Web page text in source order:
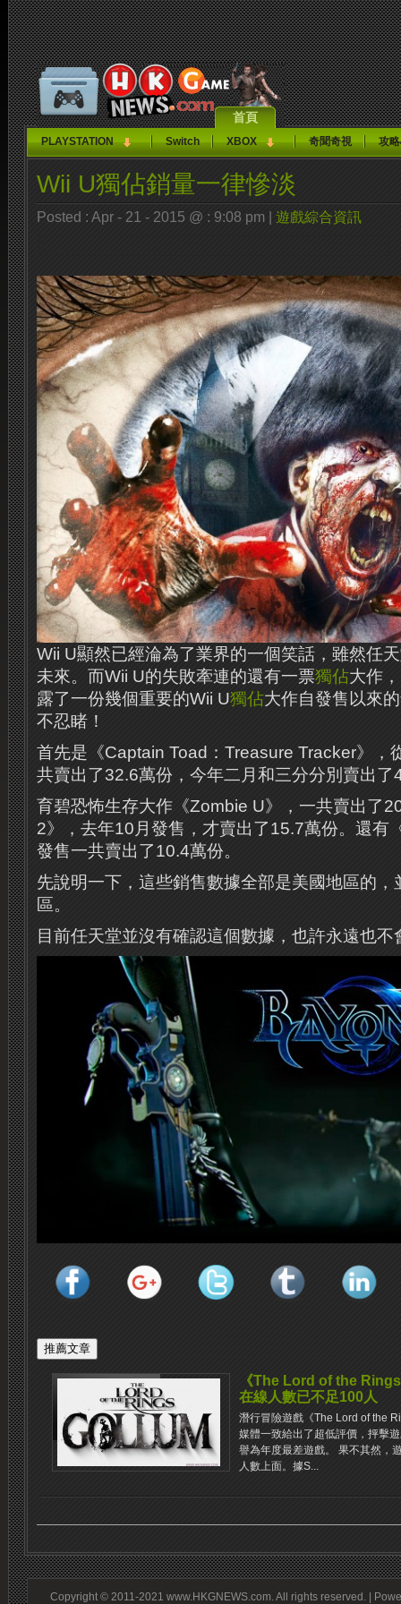
首頁
PLAYSTATION Switch XBOX 奇聞奇視 攻
Wii U獨佔銷量一律慘淡
Posted : Apr - 21 - 2015 @ : 9:08 pm | 遊戲綜合資訊
Wii U顯然已經淪為了業界的一個笑話，雖然任
未來。而Wii U的失敗牽連的還有一票獨佔大作
露了一份幾個重要的Wii U獨佔大作自發售以來
不忍睹！
首先是《Captain Toad：Treasure Tracker》，
共賣出了32.6萬份，今年二月和三分分別賣出了
育碧恐怖生存大作《Zombie U》，一共賣出了
2》，去年10月發售，才賣出了15.7萬份。還有
發售一共賣出了10.4萬份。
先說明一下，這些銷售數據全部是美國地區的，
區。
目前任天堂並沒有確認這個數據，也許永遠也不
《The Lord of the
在線人數已不足100人
潛行冒險遊戲《The Lord of the
媒體一致給出了超低評價，抨擊
譽為年度最差遊戲。 果不其然，
人數上面。據S...
Copyright © 2011-2021 www.HKGNEWS.com. All rights reserved. |